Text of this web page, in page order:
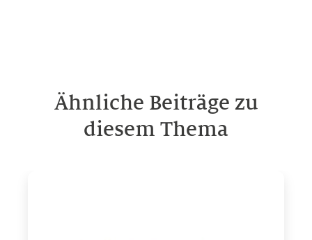
Ähnliche Beiträge zu
diesem Thema